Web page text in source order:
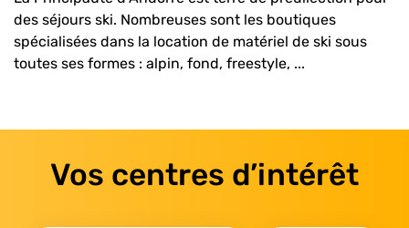
des séjours ski. Nombreuses sont les boutiques
spécialisées dans la location de matériel de ski sous
toutes ses formes : alpin, fond, freestyle, ...
Vos centres d’intérêt